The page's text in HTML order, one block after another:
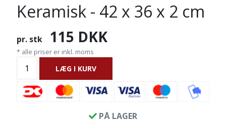
Keramisk - 42 x 36 x 2 cm
pr. stk 115 DKK
* alle priser er inkl. moms
LÆG I KURV
PÅ LAGER